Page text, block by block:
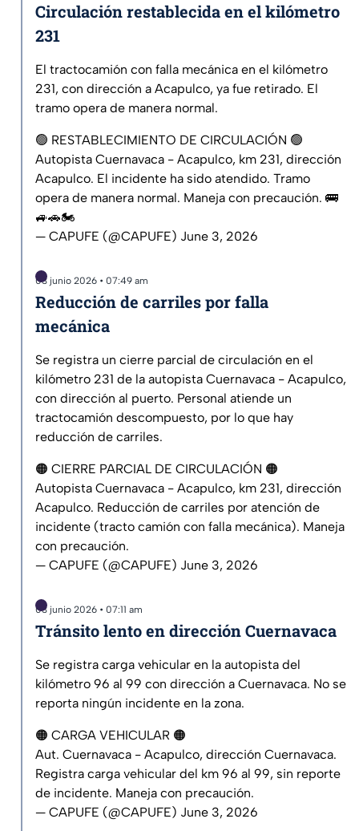
Circulación restablecida en el kilómetro
231
El tractocamión con falla mecánica en el kilómetro
231, con dirección a Acapulco, ya fue retirado. El
tramo opera de manera normal.
🟢 RESTABLECIMIENTO DE CIRCULACIÓN 🟢
Autopista Cuernavaca - Acapulco, km 231, dirección
Acapulco. El incidente ha sido atendido. Tramo
opera de manera normal. Maneja con precaución. 🚌
🚙🚗🏍️
— CAPUFE (@CAPUFE) June 3, 2026
03 junio 2026 • 07:49 am
Reducción de carriles por falla
mecánica
Se registra un cierre parcial de circulación en el
kilómetro 231 de la autopista Cuernavaca - Acapulco,
con dirección al puerto. Personal atiende un
tractocamión descompuesto, por lo que hay
reducción de carriles.
🟠 CIERRE PARCIAL DE CIRCULACIÓN 🟠
Autopista Cuernavaca - Acapulco, km 231, dirección
Acapulco. Reducción de carriles por atención de
incidente (tracto camión con falla mecánica). Maneja
con precaución.
— CAPUFE (@CAPUFE) June 3, 2026
03 junio 2026 • 07:11 am
Tránsito lento en dirección Cuernavaca
Se registra carga vehicular en la autopista del
kilómetro 96 al 99 con dirección a Cuernavaca. No se
reporta ningún incidente en la zona.
🟠 CARGA VEHICULAR 🟠
Aut. Cuernavaca - Acapulco, dirección Cuernavaca.
Registra carga vehicular del km 96 al 99, sin reporte
de incidente. Maneja con precaución.
— CAPUFE (@CAPUFE) June 3, 2026